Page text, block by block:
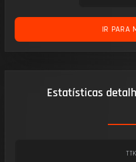
IR PARA
Estatísticas
TTK